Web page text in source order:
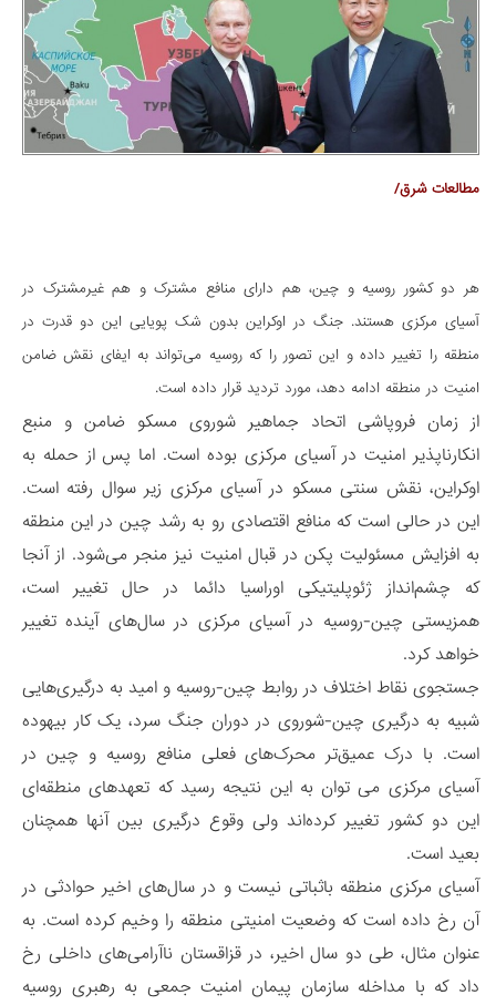
مطالعات شرق/
هر دو کشور روسیه و چین، هم دارای منافع مشترک و هم غیرمشترک در
آسیای مرکزی هستند. جنگ در اوکراین بدون شک پویایی این دو قدرت در
منطقه را تغییر داده و این تصور را که روسیه می‌تواند به ایفای نقش ضامن
امنیت در منطقه ادامه دهد، مورد تردید قرار داده است.
از زمان فروپاشی اتحاد جماهیر شوروی مسکو ضامن و منبع
انکارناپذیر امنیت در آسیای مرکزی بوده است. اما پس از حمله به
اوکراین، نقش سنتی مسکو در آسیای مرکزی زیر سوال رفته است.
این در حالی است که منافع اقتصادی رو به رشد چین در این منطقه
به افزایش مسئولیت پکن در قبال امنیت نیز منجر می‌شود. از آنجا
که چشم‌انداز ژئوپلیتیکی اوراسیا دائما در حال تغییر است،
همزیستی چین-روسیه در آسیای مرکزی در سال‌های آینده تغییر
خواهد کرد.
جستجوی نقاط اختلاف در روابط چین-روسیه و امید به درگیری‌هایی
شبیه به درگیری چین-شوروی در دوران جنگ سرد، یک کار بیهوده
است. با درک عمیق‌تر محرک‌های فعلی منافع روسیه و چین در
آسیای مرکزی می توان به این نتیجه رسید که تعهدهای منطقه‌ای
این دو کشور تغییر کرده‌اند ولی وقوع درگیری بین آنها همچنان
بعید است.
آسیای مرکزی منطقه باثباتی نیست و در سال‌های اخیر حوادثی در
آن رخ داده است که وضعیت امنیتی منطقه را وخیم کرده است. به
عنوان مثال، طی دو سال اخیر، در قزاقستان ناآرامی‌های داخلی رخ
داد که با مداخله سازمان پیمان امنیت جمعی به رهبری روسیه